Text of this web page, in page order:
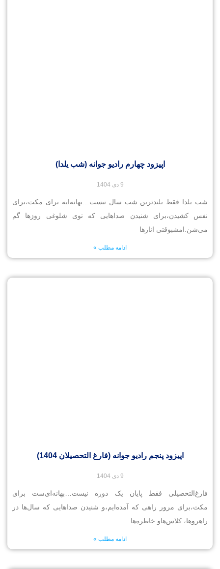
اپیزود چهارم رادیو جوانه (شب یلدا)
9 دی 1404
شب یلدا فقط بلندترین شب سال نیست…بهانه‌ایه برای مکث،برای
نفس کشیدن،برای شنیدن صداهایی که توی شلوغی روزها گم
می‌شن.امشبوقتی انارها
ادامه مطلب »
اپیزود پنجم رادیو جوانه (فارغ التحصیلان 1404)
9 دی 1404
فارغ‌التحصیلی فقط پایان یک دوره نیست…بهانه‌ای‌ست برای
مکث،برای مرور راهی که آمده‌ایم،و شنیدن صداهایی که سال‌ها در
راهروها، کلاس‌هاو خاطره‌ها
ادامه مطلب »